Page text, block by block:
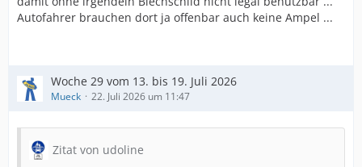
Autofahrer brauchen dort ja offenbar auch keine Ampel ...
Woche 29 vom 13. bis 19. Juli 2026
Mueck 22. Juli 2026 um 11:47
Zitat von udoline